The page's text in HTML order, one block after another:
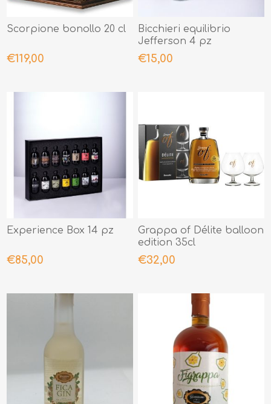
Scorpione bonollo 20 cl
€119,00
Bicchieri equilibrio
Jefferson 4 pz
€15,00
Experience Box 14 pz
€85,00
Grappa of Délite balloon
edition 35cl
€32,00